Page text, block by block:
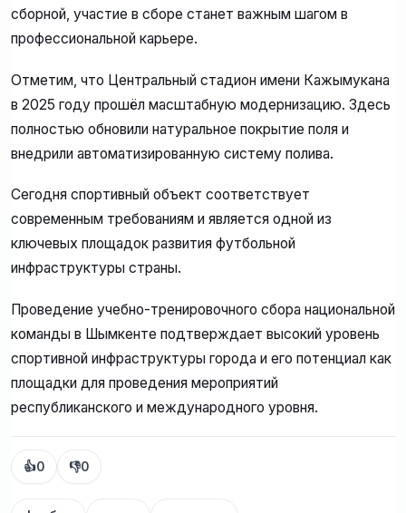
сборной, участие в сборе станет важным шагом в
профессиональной карьере.
Отметим, что Центральный стадион имени Кажымукана
в 2025 году прошёл масштабную модернизацию. Здесь
полностью обновили натуральное покрытие поля и
внедрили автоматизированную систему полива.
Сегодня спортивный объект соответствует
современным требованиям и является одной из
ключевых площадок развития футбольной
инфраструктуры страны.
Проведение учебно-тренировочного сбора национальной
команды в Шымкенте подтверждает высокий уровень
спортивной инфраструктуры города и его потенциал как
площадки для проведения мероприятий
республиканского и международного уровня.
👍0 👎0